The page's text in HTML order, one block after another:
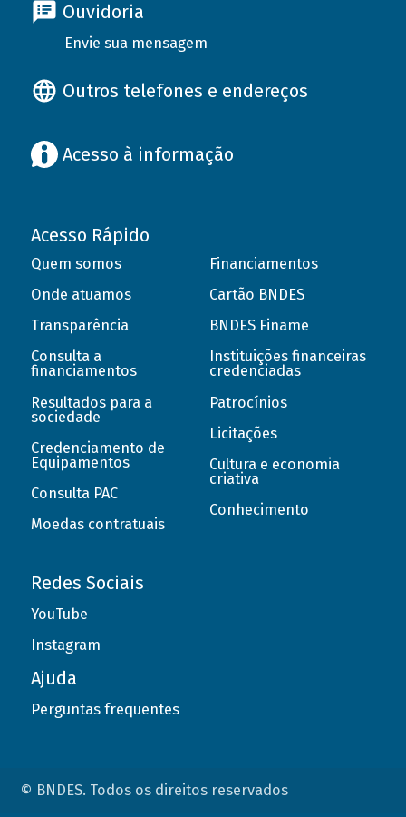
Ouvidoria
Envie sua mensagem
Outros telefones e endereços
Acesso à informação
Acesso Rápido
Quem somos
Onde atuamos
Transparência
Consulta a
financiamentos
Resultados para a
sociedade
Credenciamento de
Equipamentos
Consulta PAC
Moedas contratuais
Financiamentos
Cartão BNDES
BNDES Finame
Instituições financeiras
credenciadas
Patrocínios
Licitações
Cultura e economia
criativa
Conhecimento
Redes Sociais
YouTube
Instagram
Ajuda
Perguntas frequentes
© BNDES. Todos os direitos reservados